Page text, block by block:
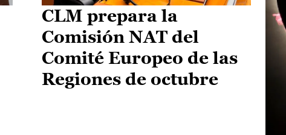
CLM prepara la
Comisión NAT del
Comité Europeo de las
Regiones de octubre